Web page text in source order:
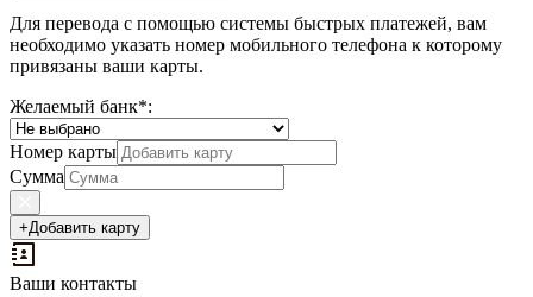
Для перевода с помощью системы быстрых платежей, вам
необходимо указать номер мобильного телефона к которому
привязаны ваши карты.
Желаемый банк*:
Номер карты
Сумма
+Добавить карту
Ваши контакты